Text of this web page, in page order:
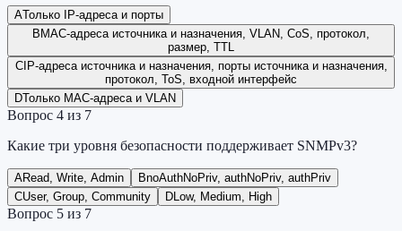
AТолько IP-адреса и порты
B MAC-адреса источника и назначения, VLAN, CoS, протокол,
размер, TTL
CIP-адреса источника и назначения, порты источника и назначения,
протокол, ToS, входной интерфейс
DТолько MAC-адреса и VLAN
Вопрос 4 из 7
Какие три уровня безопасности поддерживает SNMPv3?
ARead, Write, Admin BnoAuthNoPriv, authNoPriv, authPriv
CUser, Group, Community D Low, Medium, High
Вопрос 5 из 7